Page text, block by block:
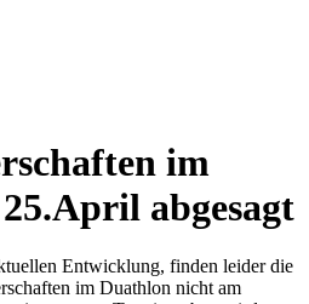
im
abgesagt
Entwicklung, finden leider die
im Duathlon nicht am